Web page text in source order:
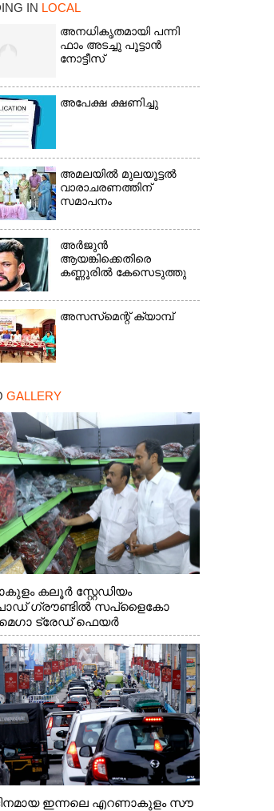
IN LOCAL
അനധികൃതമായി പന്നി
ഫാം അടച്ചു പൂട്ടാൻ
നോട്ടീസ്
അപേക്ഷ ക്ഷണിച്ചു
അമലയിൽ മുലയൂട്ടൽ
വാരാചരണത്തിന്
സമാപനം
അർജുൻ
ആയങ്കിക്കെതിരെ
കണ്ണൂരിൽ കേസെടുത്തു
അസസ്‌മെന്റ് ക്യാമ്പ്
GALLERY
കലൂർ സ്റ്റേഡിയം
ഗ്രൗണ്ടിൽ സപ്ളൈകോ
ട്രേഡ് ഫെയർ
ഉദ്ഘാടനം നിർവഹിച്ച്
സന്ദർശിക്കുന്ന മുഖ്യമന്ത്രി വി.ഡി.
മന്ത്രി അനൂപ് ജേക്കബ് സമീപം
ഇന്നലെ എറണാകുളം സൗ